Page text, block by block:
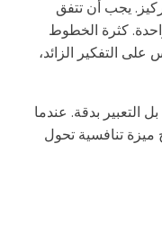
يجب أن تتفق
كثرة الخطوط
على التفكير الزائد،
بل التعبير بدقة. عندما
ميزة تنافسية تحول